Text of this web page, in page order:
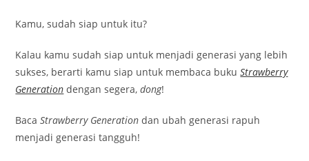
Kamu, sudah siap untuk itu?
Kalau kamu sudah siap untuk menjadi generasi yang lebih
sukses, berarti kamu siap untuk membaca bukuStrawberry
Generation dengan segera,dong!
BacaStrawberry Generation dan ubah generasi rapuh
menjadi generasi tangguh!